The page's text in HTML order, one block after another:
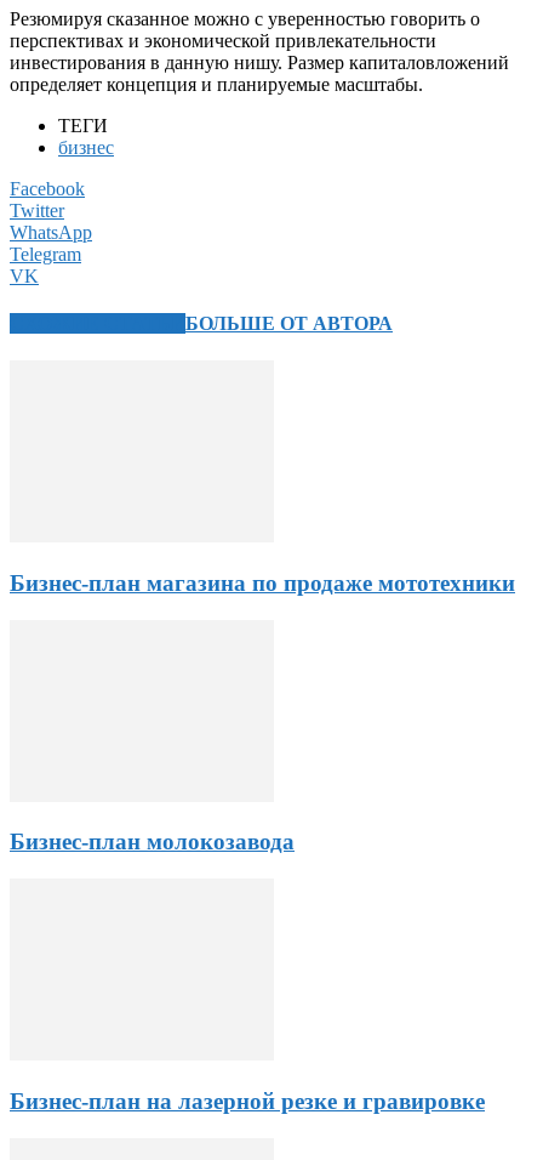
Резюмируя сказанное можно с уверенностью говорить о
перспективах и экономической привлекательности
инвестирования в данную нишу. Размер капиталовложений
определяет концепция и планируемые масштабы.
ТЕГИ
бизнес
Facebook
Twitter
WhatsApp
Telegram
VK
БОЛЬШЕ ОТ АВТОРА
Бизнес-план магазина по продаже мототехники
Бизнес-план молокозавода
Бизнес-план на лазерной резке и гравировке